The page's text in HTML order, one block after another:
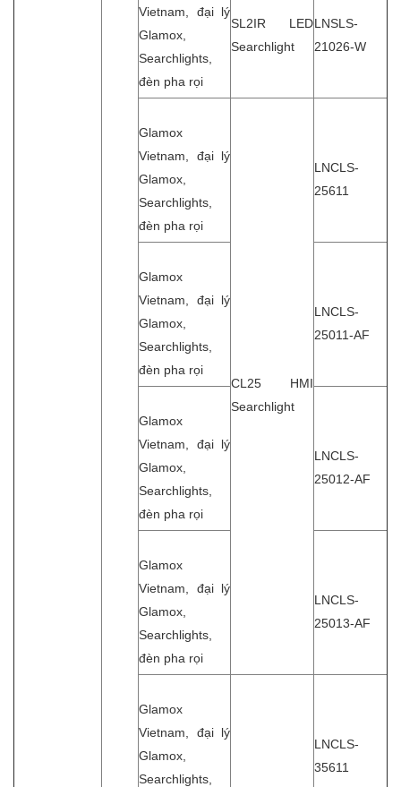
Vietnam, đại lý
Glamox,
Searchlights,
đèn pha rọi
SL2IR LED
Searchlight
LNSLS-
21026-W
Glamox
Vietnam, đại lý
Glamox,
Searchlights,
đèn pha rọi
CL25 HMI
Searchlight
LNCLS-
25611
Glamox
Vietnam, đại lý
Glamox,
Searchlights,
đèn pha rọi
LNCLS-
25011-AF
Glamox
Vietnam, đại lý
Glamox,
Searchlights,
đèn pha rọi
LNCLS-
25012-AF
Glamox
Vietnam, đại lý
Glamox,
Searchlights,
đèn pha rọi
LNCLS-
25013-AF
Glamox
Vietnam, đại lý
Glamox,
Searchlights,
LNCLS-
35611